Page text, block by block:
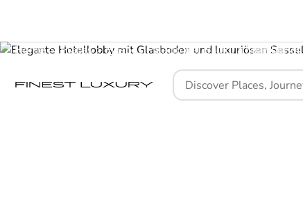
Home Places Hospes Palacio del Bailío, a Member of